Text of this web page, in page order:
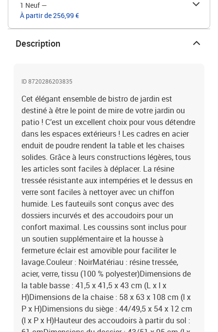
1 Neuf —
À partir de 256,99 €
Description
ID 8720286203835
Cet élégant ensemble de bistro de jardin est
destiné à être le point de mire de votre jardin ou
patio ! C’est un excellent choix pour vous détendre
dans les espaces extérieurs ! Les cadres en acier
enduit de poudre rendent la table et les chaises
solides. Grâce à leurs constructions légères, tous
les articles sont faciles à déplacer. La résine
tressée résistante aux intempéries et le dessus en
verre sont faciles à nettoyer avec un chiffon
humide. Les fauteuils sont conçus avec des
dossiers incurvés et des accoudoirs pour un
confort maximal. Les coussins sont inclus pour
un soutien supplémentaire et la housse à
fermeture éclair est amovible pour faciliter le
lavage.Couleur : NoirMatériau : résine tressée,
acier, verre, tissu (100 % polyester)Dimensions de
la table basse : 41,5 x 41,5 x 43 cm (L x l x
H)Dimensions de la chaise : 58 x 63 x 108 cm (l x
P x H)Dimensions du siège : 44/49,5 x 54 x 12 cm
(l x P x H)Hauteur des accoudoirs à partir du sol :